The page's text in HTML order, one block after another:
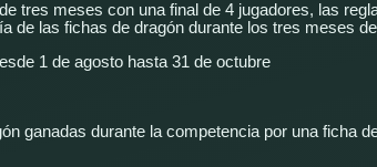
tres meses con una final de 4 jugadores, las
de las fichas de dragón durante los tres meses
1 de agosto hasta 31 de octubre
ganadas durante la competencia por una ficha